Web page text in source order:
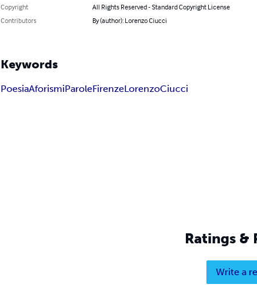
Copyright
All Rights Reserved - Standard Copyright License
Contributors
By (author): Lorenzo Ciucci
Keywords
PoesiaAforismiParoleFirenzeLorenzoCiucci
Ratings &
Write a